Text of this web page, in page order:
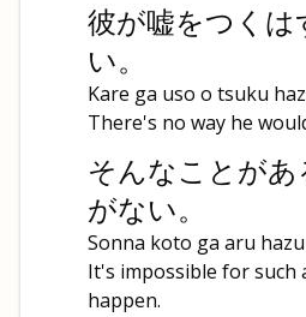
彼が嘘をつくは
い。
Kare ga uso o tsuku
There's no way he
そんなことがあ
がない。
Sonna koto ga aru
It's impossible for such
happen.